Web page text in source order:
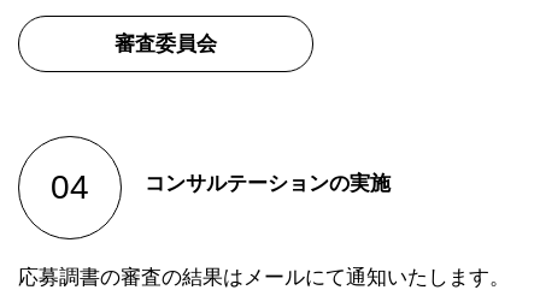
審査委員会
コンサルテーションの実施
応募調書の審査の結果はメールにて通知いたします。